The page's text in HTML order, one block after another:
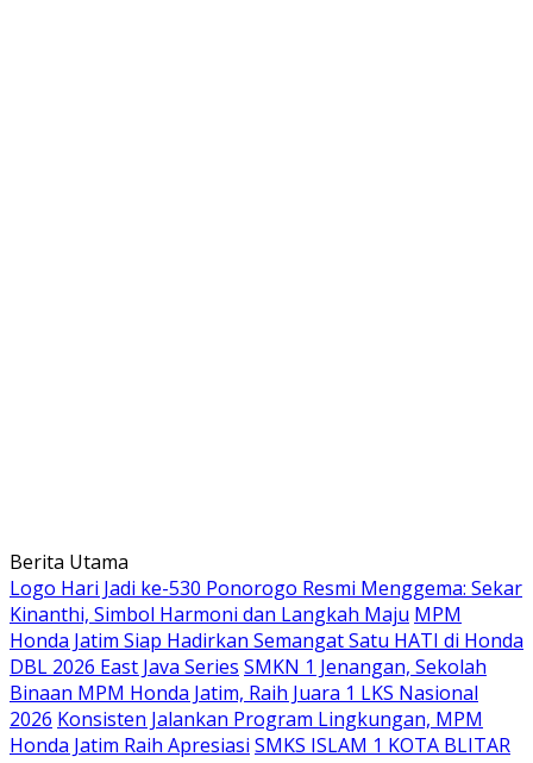
Langsung
ke
konten
Berita Utama
Logo Hari Jadi ke-530 Ponorogo Resmi Menggema: Sekar
Kinanthi, Simbol Harmoni dan Langkah Maju MPM
Honda Jatim Siap Hadirkan Semangat Satu HATI di Honda
DBL 2026 East Java Series SMKN 1 Jenangan, Sekolah
Binaan MPM Honda Jatim, Raih Juara 1 LKS Nasional
2026 Konsisten Jalankan Program Lingkungan, MPM
Honda Jatim Raih Apresiasi SMKS ISLAM 1 KOTA BLITAR